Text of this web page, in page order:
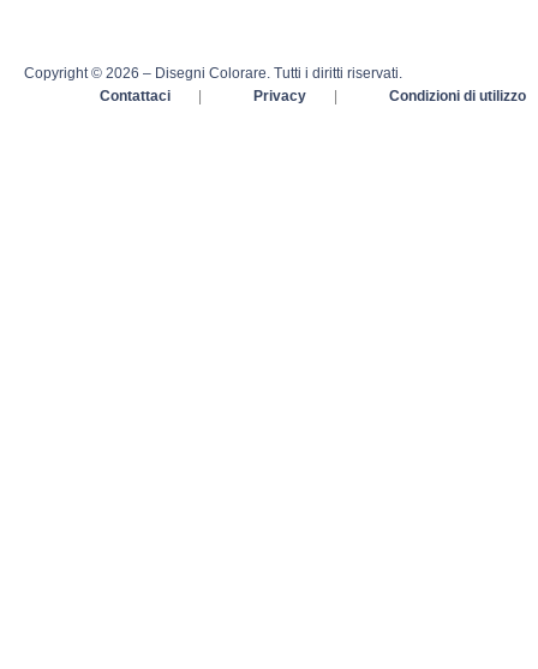
Copyright © 2026 – Disegni Colorare. Tutti i diritti riservati.
Contattaci
| Privacy | Condizioni di utilizzo